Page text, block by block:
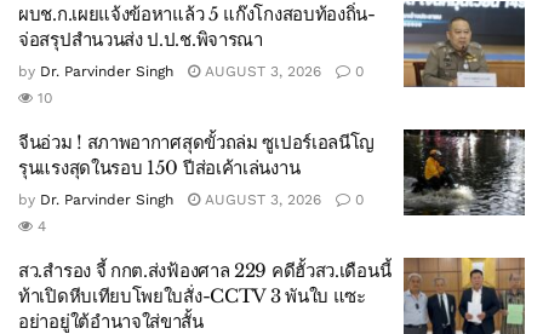
ผบช.ก.เผยแจ้งข้อหาแล้ว 5 แก๊งโกงสอบท้องถิ่น-
จ่อสรุปสำนวนส่ง ป.ป.ช.พิจารณา
by Dr. Parvinder Singh AUGUST 3, 2026
0
10
จีนอ่วม ! สภาพอากาศสุดขั้วถล่ม ซูเปอร์เอลนีโญ
รุนแรงสุดในรอบ 150 ปีส่อเค้าเล่นงาน
by Dr. Parvinder Singh AUGUST 3, 2026
0
4
สว.สำรอง จี้ กกต.ส่งฟ้องศาล 229 คดีฮั้วสว.เดือนนี้
ท้าเปิดหีบเทียบโพยใบสั่ง-CCTV 3 พันใบ แซะ
อย่าอยู่ใต้อำนาจใส่ขาสั้น